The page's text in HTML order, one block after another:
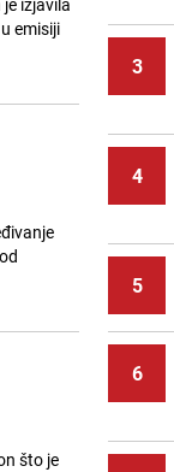
emisiji
što je
3
4
5
6